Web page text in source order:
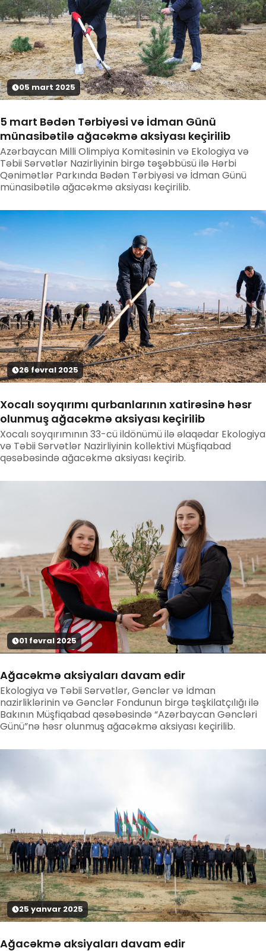
05 mart 2025
5 mart Bədən Tərbiyəsi və İdman Günü
münasibətilə ağacəkmə aksiyası keçirilib
Azərbaycan Milli Olimpiya Komitəsinin və Ekologiya və
Təbii Sərvətlər Nazirliyinin birgə təşəbbüsü ilə Hərbi
Qənimətlər Parkında Bədən Tərbiyəsi və İdman Günü
münasibətilə ağacəkmə aksiyası keçirilib.
26fevral2025
Xocalı soyqırımı qurbanlarının xatirəsinə həsr
olunmuş ağacəkmə aksiyası keçirilib
Xocalı soyqırımının 33-cü ildönümü ilə əlaqədar Ekologiya
və Təbii Sərvətlər Nazirliyinin kollektivi Müşfiqabad
qəsəbəsində ağacəkmə aksiyası keçirib.
01 fevral 2025
Ağacəkmə aksiyaları davam edir
Ekologiya və Təbii Sərvətlər, Gənclər və İdman
nazirliklərinin və Gənclər Fondunun birgə təşkilatçılığı ilə
Bakının Müşfiqabad qəsəbəsində “Azərbaycan Gəncləri
Günü”nə həsr olunmuş ağacəkmə aksiyası keçirilib.
25 yanvar2025
Ağacəkmə aksiyaları davam edir